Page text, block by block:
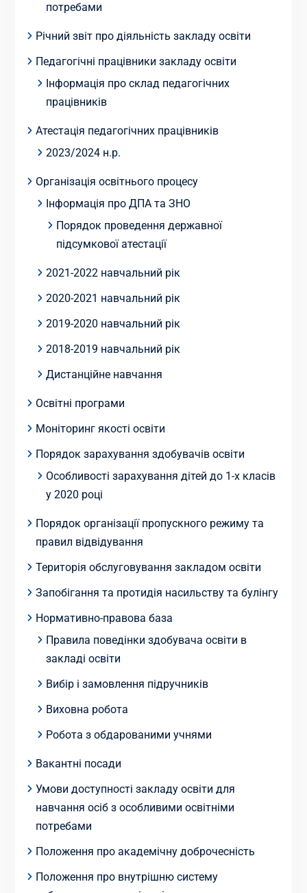
потребами
Річний звіт про діяльність закладу освіти
Педагогічні працівники закладу освіти
Інформація про склад педагогічних
працівників
Атестація педагогічних працівників
2023/2024 н.р.
Організація освітнього процесу
Інформація про ДПА та ЗНО
Порядок проведення державної
підсумкової атестації
2021-2022 навчальний рік
2020-2021 навчальний рік
2019-2020 навчальний рік
2018-2019 навчальний рік
Дистанційне навчання
Освітні програми
Моніторинг якості освіти
Порядок зарахування здобувачів освіти
Особливості зарахування дітей до 1-х класів
у 2020 році
Порядок організації пропускного режиму та
правил відвідування
Територія обслуговування закладом освіти
Запобігання та протидія насильству та булінгу
Нормативно-правова база
Правила поведінки здобувача освіти в
закладі освіти
Вибір і замовлення підручників
Виховна робота
Робота з обдарованими учнями
Вакантні посади
Умови доступності закладу освіти для
навчання осіб з особливими освітніми
потребами
Положення про академічну доброчесність
Положення про внутрішню систему